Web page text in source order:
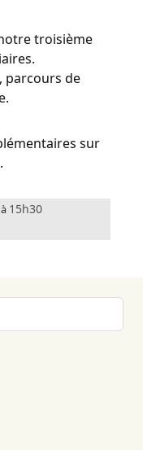
troisième
parcours de
sur
.
à 15h30